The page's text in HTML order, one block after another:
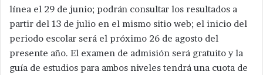
línea el 29 de junio; podrán consultar los resultados a
partir del 13 de julio en el mismo sitio web; el inicio del
periodo escolar será el próximo 26 de agosto del
presente año. El examen de admisión será gratuito y la
guía de estudios para ambos niveles tendrá una cuota de